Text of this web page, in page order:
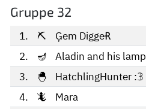
Gruppe 32
1. ⛏ Ģem DiggeɌ
2.
🪔 Aladin and his lamp
3.
🐣 HatchlingHunter :𝟛
4.
🦎 Mara